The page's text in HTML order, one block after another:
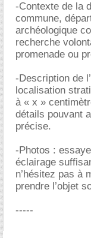
-Contexte de la
commune,
archéologique
recherche
promenade ou
-Description de
localisation
à « x »
détails pouvant
précise.
-Photos :
éclairage
n’hésitez pas à
prendre l’objet
-----